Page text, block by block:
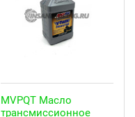
MVPQT Масло
трансмиссионное